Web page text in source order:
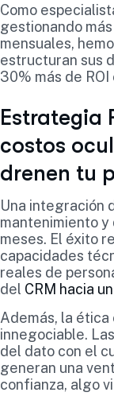
Como
gestionando
mensuales,
estructuran sus
30% más de
Estrategia
costos
drenen tu
Una integración
mantenimiento y
meses. El éxito
capacidades
reales de
del CRM hacia
Además, la ética
innegociable.
del dato con el
generan una
confianza, algo